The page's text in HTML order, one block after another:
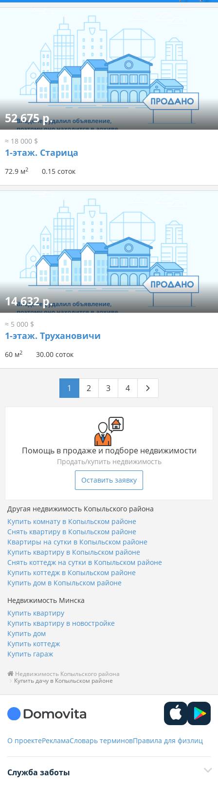
52 675 р.
≈ 18 000 $
1-этаж. Старица
72.9 м2 0.15 соток
14 632 р.
≈ 5 000 $
1-этаж. Трухановичи
60 м2 30.00 соток
1 2 3 4
Помощь в продаже и подборе недвижимости
Продать/купить недвижимость
Оставить заявку
Другая недвижимость Копыльского района
Купить комнату в Копыльском районе
Снять квартиру в Копыльском районе
Квартиры на сутки в Копыльском районе
Купить квартиру в Копыльском районе
Снять коттедж на сутки в Копыльском районе
Купить коттедж в Копыльском районе
Купить дом в Копыльском районе
Недвижимость Минска
Купить квартиру
Купить квартиру в новостройке
Купить дом
Купить коттедж
Купить гараж
Недвижимость Копыльского района
Купить дачу в Копыльском районе
О проектеРекламаСловарь терминовПравила для физлиц
Служба заботы